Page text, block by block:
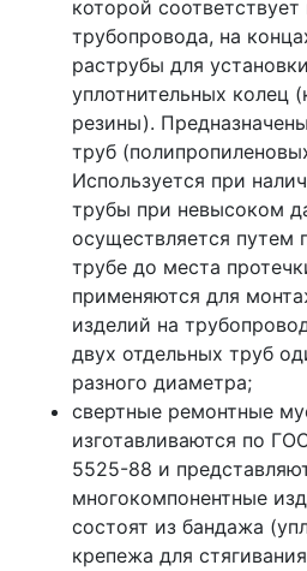
которой
трубопровода, на
раструбы для
уплотнительных колец
резины).
труб
Используется при
трубы при невысоком
осуществляется путем
трубе до места
применяются для
изделий на
двух отдельных труб
разного диаметра;
свертные ремонтные
изготавливаются по
5525-88 и
многокомпонентные
состоят из бандажа
крепежа для